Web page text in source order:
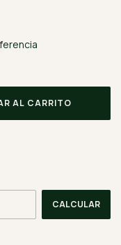
CALCULAR